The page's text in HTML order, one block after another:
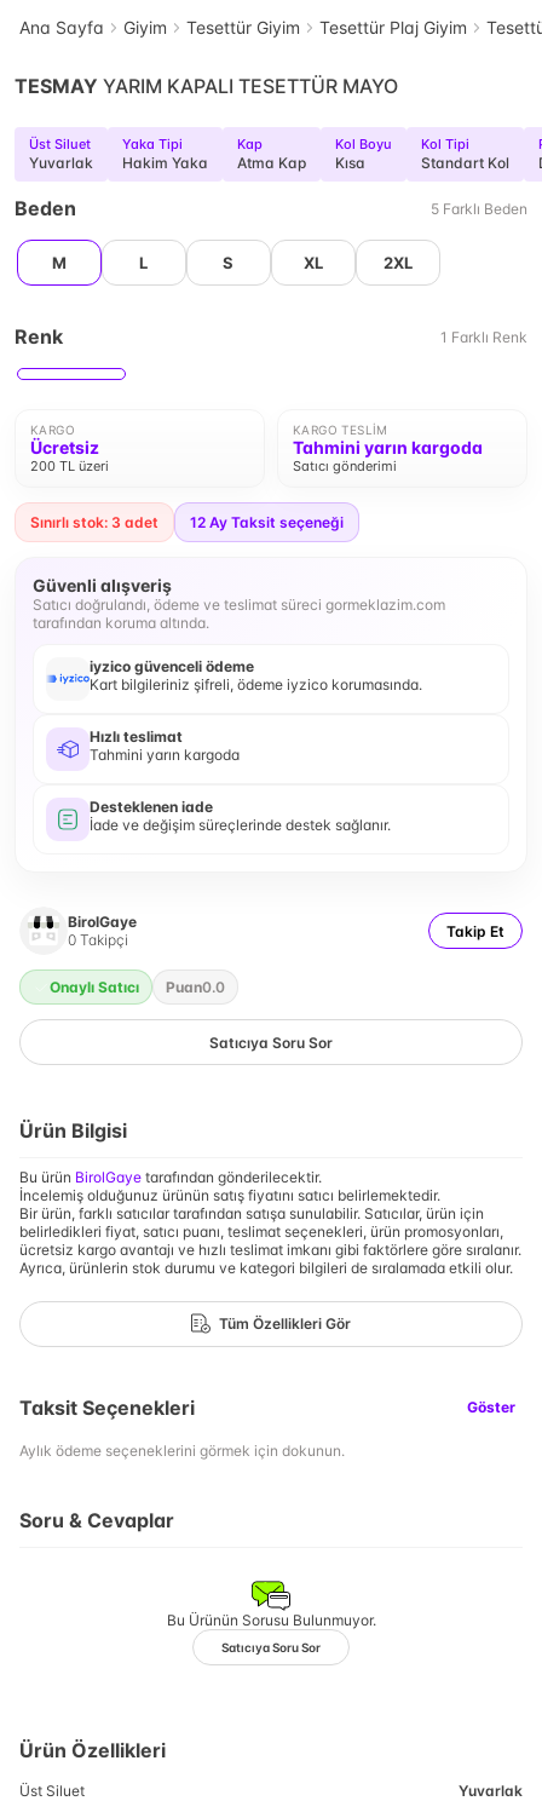
Ana Sayfa Giyim Tesettür Giyim Tesettür Plaj Giyim
TESMAY YARIM KAPALI TESETTÜR MAYO
Üst Siluet
Yuvarlak
Yaka Tipi
Hakim Yaka
Kap
Atma Kap
Kol Boyu
Kısa
Kol Tipi
Standart Kol
Beden 5 Farklı Beden
M L S XL 2XL
Renk 1 Farklı Renk
KARGO
Ücretsiz
200 TL üzeri
KARGO TESLIM
Tahmini yarın kargoda
Satıcı gönderimi
Sınırlı stok: 3 adet 12 Ay Taksit seçeneği
Güvenli alışveriş
Satıcı doğrulandı, ödeme ve teslimat süreci gormeklazim.com
tarafından koruma altında.
iyzico güvenceli ödeme
Kart bilgileriniz şifreli, ödeme iyzico korumasında.
Hızlı teslimat
Tahmini yarın kargoda
Desteklenen iade
İade ve değişim süreçlerinde destek sağlanır.
BirolGaye
0 Takipçi Takip Et
Onaylı Satıcı Puan0.0
Satıcıya Soru Sor
Ürün Bilgisi
Bu ürün BirolGaye tarafından gönderilecektir.
İncelemiş olduğunuz ürünün satış fiyatını satıcı belirlemektedir.
Bir ürün, farklı satıcılar tarafından satışa sunulabilir. Satıcılar, ürün için
belirledikleri fiyat, satıcı puanı, teslimat seçenekleri, ürün promosyonları,
ücretsiz kargo avantajı ve hızlı teslimat imkanı gibi faktörlere göre sıralanır.
Ayrıca, ürünlerin stok durumu ve kategori bilgileri de sıralamada etkili olur.
Tüm Özellikleri Gör
Taksit Seçenekleri Göster
Aylık ödeme seçeneklerini görmek için dokunun.
Soru & Cevaplar
Bu Ürünün Sorusu Bulunmuyor.
Satıcıya Soru Sor
Ürün Özellikleri
Üst Siluet Yuvarlak